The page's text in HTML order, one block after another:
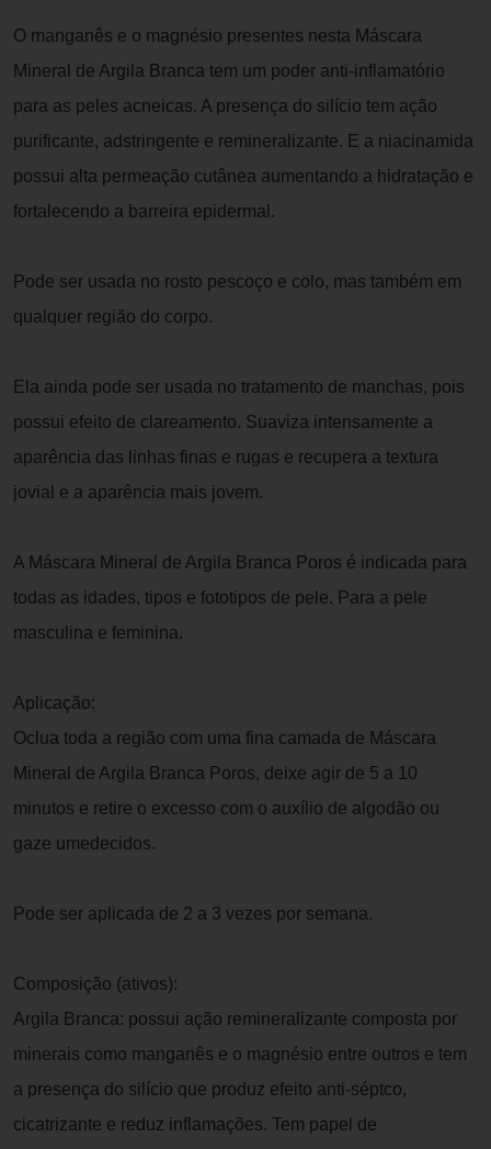
O manganês e o magnésio presentes nesta Máscara
Mineral de Argila Branca tem um poder anti-inflamatório
para as peles acneicas. A presença do silício tem ação
purificante, adstringente e remineralizante. E a niacinamida
possui alta permeação cutânea aumentando a hidratação e
fortalecendo a barreira epidermal.
Pode ser usada no rosto pescoço e colo, mas também em
qualquer região do corpo.
Ela ainda pode ser usada no tratamento de manchas, pois
possui efeito de clareamento. Suaviza intensamente a
aparência das linhas finas e rugas e recupera a textura
jovial e a aparência mais jovem.
A Máscara Mineral de Argila Branca Poros é indicada para
todas as idades, tipos e fototipos de pele. Para a pele
masculina e feminina.
Aplicação:
Oclua toda a região com uma fina camada de Máscara
Mineral de Argila Branca Poros, deixe agir de 5 a 10
minutos e retire o excesso com o auxílio de algodão ou
gaze umedecidos.
Pode ser aplicada de 2 a 3 vezes por semana.
Composição (ativos):
Argila Branca: possui ação remineralizante composta por
minerais como manganês e o magnésio entre outros e tem
a presença do silício que produz efeito anti-séptco,
cicatrizante e reduz inflamações. Tem papel de